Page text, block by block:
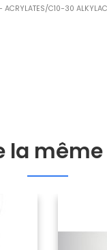
C10−30
la